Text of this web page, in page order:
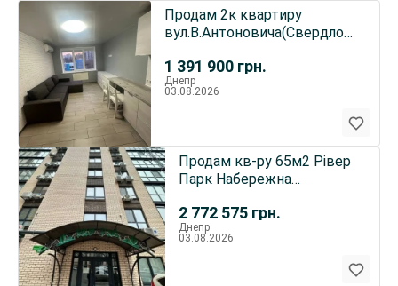
1 391 900 грн.
Продам 2к квартиру
вул.В.Антоновича(Свердлова
Днепр
03.08.2026
2 772 575 грн.
Продам кв-ру 65м2 Рівер
Парк Набережна
забудовника
Днепр
03.08.2026